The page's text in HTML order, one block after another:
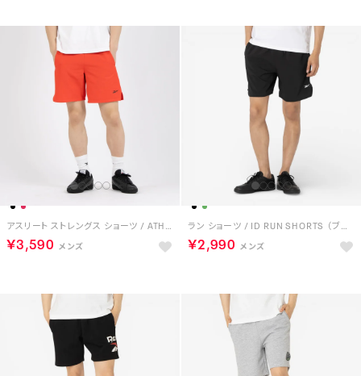
アスリート ストレングス ショーツ / ATHLETE STRENGTH SHORT （レッド）
￥3,590
ラン ショーツ / ID RUN SHORTS （ブラック）
￥2,990